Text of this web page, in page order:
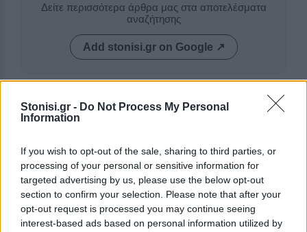
Stonisi.gr - Do Not Process My Personal
Information
If you wish to opt-out of the sale, sharing to third parties, or
processing of your personal or sensitive information for
targeted advertising by us, please use the below opt-out
section to confirm your selection. Please note that after your
opt-out request is processed you may continue seeing
interest-based ads based on personal information utilized by
Δείτε περισσότερα άρθρα μας στα αποτελέσματα
αναζήτησης
Add stonisi.gr on Google ↗
ΣΤΗΝ ΙΔΙΑ ΚΑΤΗΓΟΡΙΑ
Περισσότερες προσβάσιμες
παραλίες αποκτά ο Δήμος
Μυτιλήνης
Νέες υποδομές σε Χαραμίδα,
Τάρτι, Ευρειακή και Σκάλα
Μυστεγνών, ενώ συστήματα
αυτόνομης πρόσβασης λειτουργούν